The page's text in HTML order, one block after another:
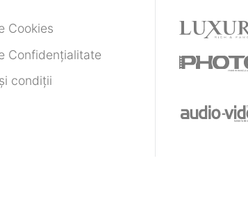
Cookies
Confidențialitate
condiții